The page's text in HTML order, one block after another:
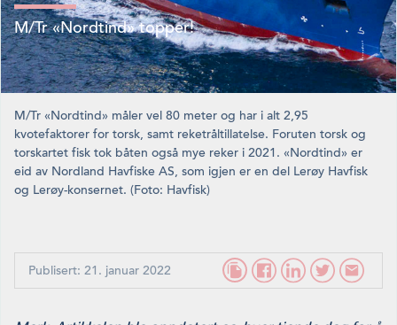
M/Tr «Nordtind» topper!
M/Tr «Nordtind» måler vel 80 meter og har i alt 2,95
kvotefaktorer for torsk, samt reketråltillatelse. Foruten torsk og
torskartet fisk tok båten også mye reker i 2021. «Nordtind» er
eid av Nordland Havfiske AS, som igjen er en del Lerøy Havfisk
og Lerøy-konsernet. (Foto: Havfisk)
Publisert: 21. januar 2022